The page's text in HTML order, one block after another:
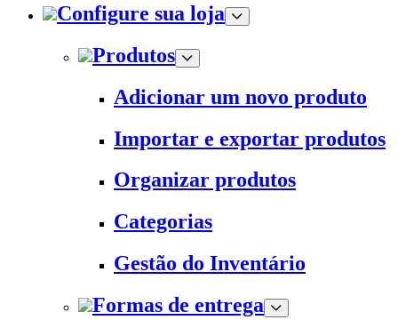
Configure sua loja
Produtos
Adicionar um novo produto
Importar e exportar produtos
Organizar produtos
Categorias
Gestão do Inventário
Formas de entrega